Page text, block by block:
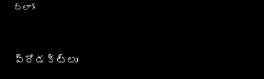
బ్లాగ్
ప్రోడక్ట్؜లు